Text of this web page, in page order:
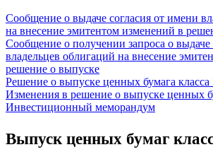
Сообщение о выдаче согласия от имени
на внесение эмитентом изменений в
Сообщение о получении запроса о выдаче
владельцев облигаций на внесение
решение о выпуске
Решение о выпуске ценных бумага
Изменения в решение о выпуске ценных
Инвестиционный меморандум
Выпуск ценных бумаг